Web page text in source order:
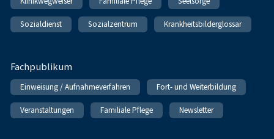
Sozialdienst Sozialzentrum Krankheitsbilderglossar
Fachpublikum
Einweisung / Aufnahmeverfahren Fort- und Weiterbildung
Veranstaltungen Familiale Pflege Newsletter